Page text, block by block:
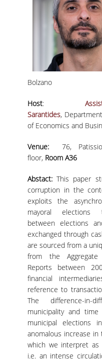
Bolzano
Host:
Sarantides,
of Economics and
Venue:
76,
floor, Room A36
Abstact:This paper
corruption in the
exploits the
mayoral
between elections
exchanged through
are sourced from a
from the Aggregate
Reports between
financial
reference to
The difference-in-
municipality and
municipal elections
anomalous increase
which we interpret as
i.e. an intense